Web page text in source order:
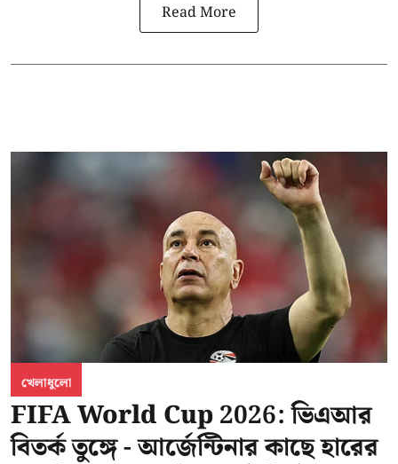
Read More
খেলাধুলো
FIFA World Cup 2026: ভিএআর
বিতর্ক তুঙ্গে - আর্জেন্টিনার কাছে হারের